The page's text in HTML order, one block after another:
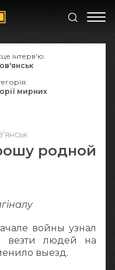
родной
войны узнал
везти людей на
выезд.
інтерв'ю:
мирних